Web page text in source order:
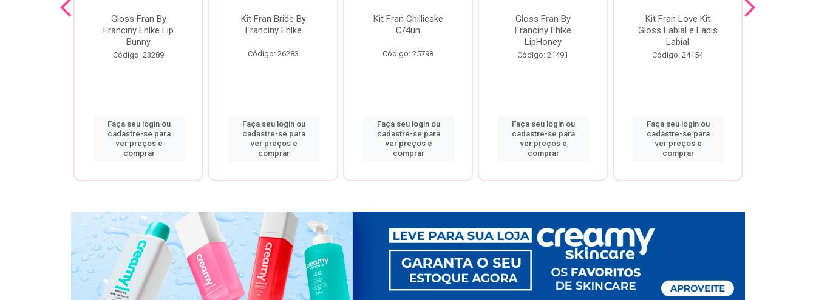
Gloss Fran By
Franciny Ehlke Lip
Bunny
Código: 23289
Faça seu login ou
cadastre-se para
ver preços e
comprar
Kit Fran Bride By
Franciny Ehlke
Código: 26283
Faça seu login ou
cadastre-se para
ver preços e
comprar
Kit Fran Chillicake
C/4un
Código: 25798
Faça seu login ou
cadastre-se para
ver preços e
comprar
Gloss Fran By
Franciny Ehlke
LipHoney
Código: 21491
Faça seu login ou
cadastre-se para
ver preços e
comprar
Kit Fran Love Kit
Gloss Labial e Lapis
Labial
Código: 24154
Faça seu login ou
cadastre-se para
ver preços e
comprar